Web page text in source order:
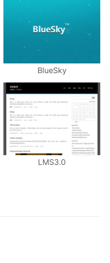
BlueSky
LMS3.0